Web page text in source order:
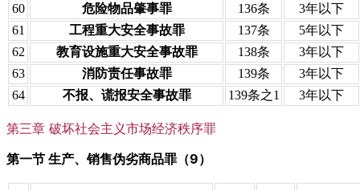
60
危险物品肇事罪 136条
3年以下
61
工程重大安全事故罪 137条
5年以下
62
教育设施重大安全事故罪 138条
3年以下
63
消防责任事故罪 139条
3年以下
64
不报、谎报安全事故罪 139条之1 3年以下
第三章 破坏社会主义市场经济秩序罪
第一节 生产、销售伪劣商品罪（9）